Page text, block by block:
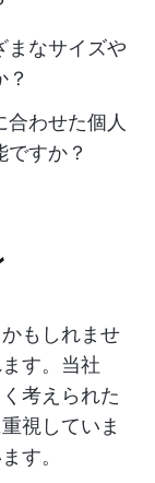
まなサイズや
合わせた個人
すか？
もしれませ
す。当社
考えられた
視していま
す。